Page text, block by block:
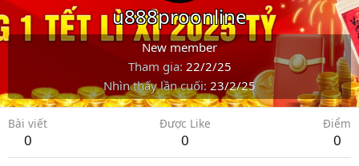
u888proonline
New member
Tham gia 22/2/25
Nhìn thấy lần cuối 23/2/25
Bài viết
0
Được Like
0
Điểm
0